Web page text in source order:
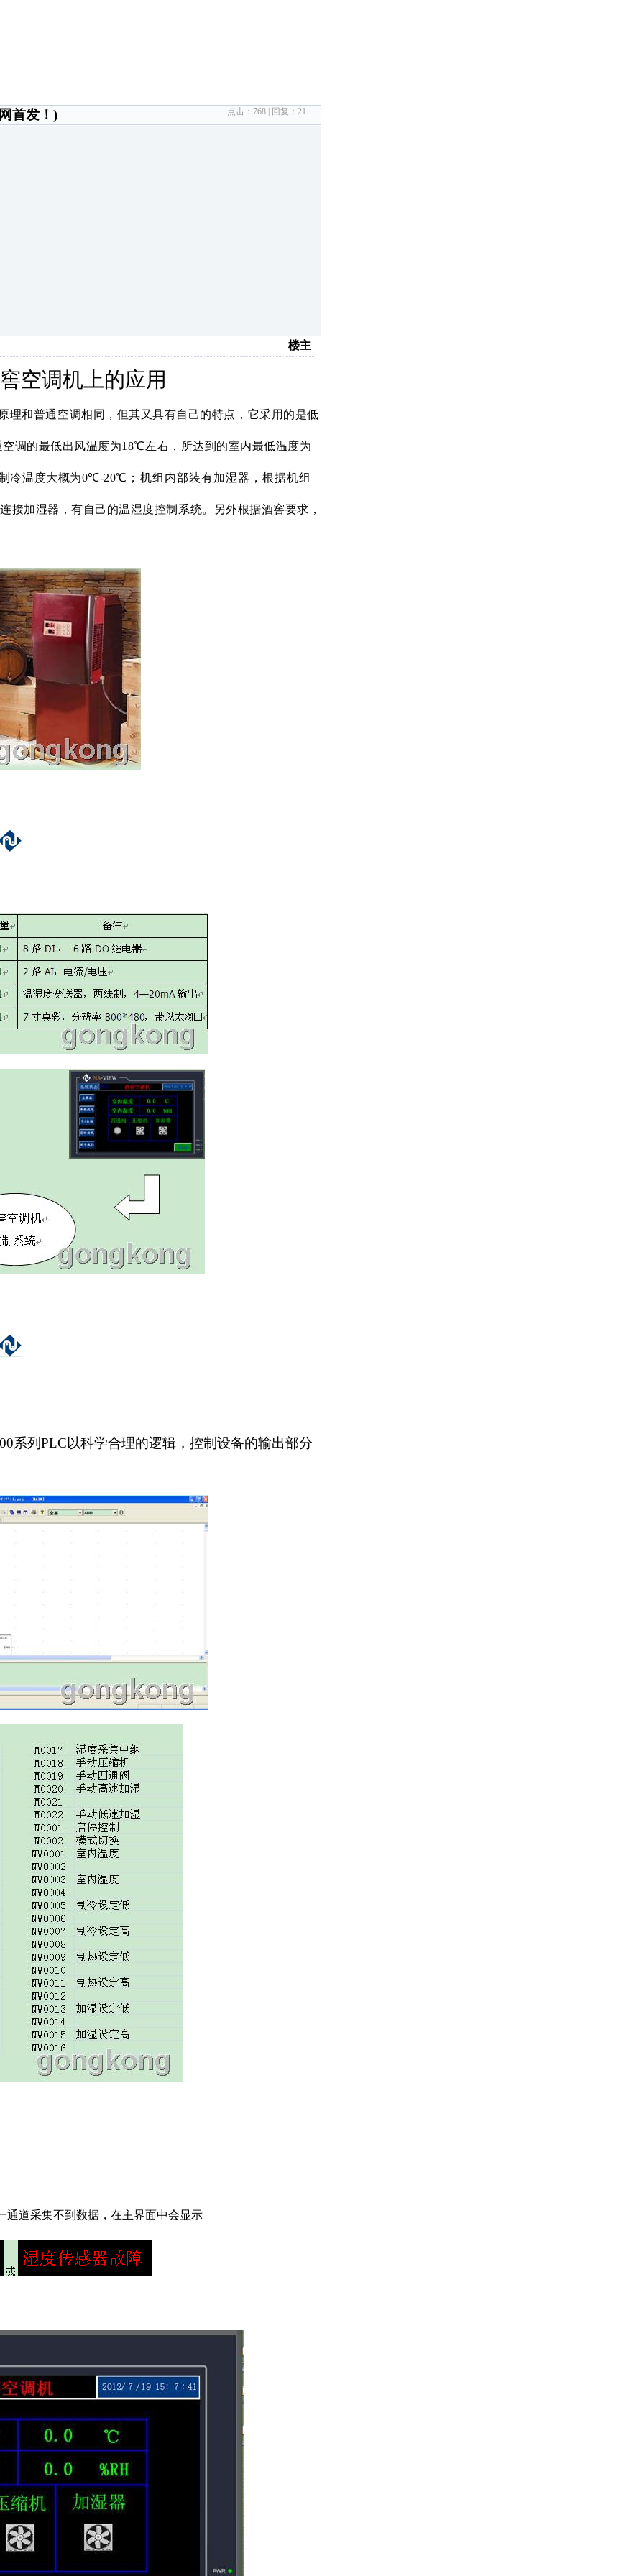
首发！) 点击： 768 | 回复： 21
楼主
空调机上的应用
理和普通空调相同，但其又具有自己的特点，它采用的是低
调的最低出风温度为18℃左右，所达到的室内最低温度为
冷温度大概为0℃-20℃ ；机组内部装有加湿器，根据机组
加湿器，有自己的温湿度控制系统。另外根据酒窖要求，
系列 PLC以科学合理的逻辑，控制设备的输出部分
通道采集不到数据，在主界面中会显示